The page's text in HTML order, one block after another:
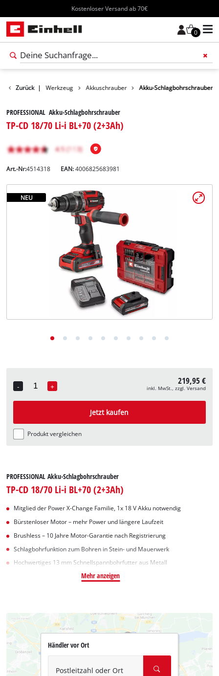
Kostenloser Versand ab 70€
0
Zurück |
Produkte Werkzeug Akkuschrauber Akku-Schlagbohrschrauber
PROFESSIONAL Akku-Schlagbohrschrauber
TP-CD 18/70 Li-i BL+70 (2+3Ah)
Art.-Nr:4514318 EAN:4006825683981
NEU
-
Quantity
+ 219,95 €
inkl. MwSt., zzgl. Versand
Jetzt kaufen
Produkt vergleichen
PROFESSIONAL Akku-Schlagbohrschrauber
TP-CD 18/70 Li-i BL+70 (2+3Ah)
Mitglied der Power X-Change Familie, 1x 18 V Akku notwendig
Bürstenloser Motor – mehr Power und längere Laufzeit
Brushless – 10 Jahre Motor-Garantie nach Registrierung
Schlagbohrfunktion zum Bohren in Stein- und Mauerwerk
Hochwertiges 13 mm Schnellspannbohrfutter aus Metall
Mehr anzeigen
Händler vor Ort
Postleitzahl oder Ort